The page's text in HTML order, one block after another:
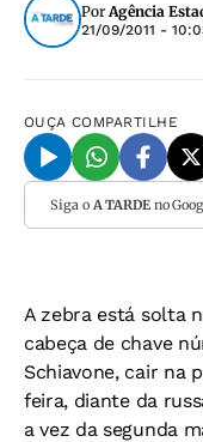
PorAgência
21/09/2011 -
OUÇA COMPARTILHE
Siga o A TARDEno
A zebra está solta
cabeça de chave
Schiavone, cair na
feira, diante da
a vez da segunda